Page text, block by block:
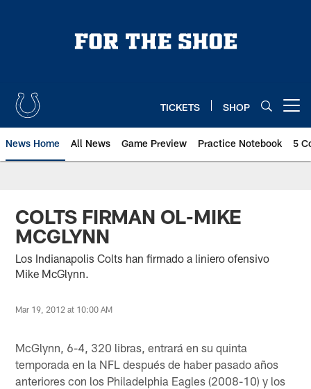
TICKETS SHOP
News Home All News Game Preview Practice Notebook 5
COLTS FIRMAN OL-MIKE
MCGLYNN
Los Indianapolis Colts han firmado a liniero ofensivo
Mike McGlynn.
Mar 19, 2012 at 10:00 AM
McGlynn, 6-4, 320 libras, entrará en su quinta
temporada en la NFL después de haber pasado años
anteriores con los Philadelphia Eagles (2008-10) y los